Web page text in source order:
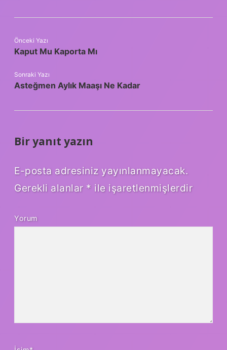
Önceki Yazı
Kaput Mu Kaporta Mı
Sonraki Yazı
Asteğmen Aylık Maaşı Ne Kadar
Bir yanıt yazın
E-posta adresiniz yayınlanmayacak.
Gerekli alanlar * ile işaretlenmişlerdir
Yorum